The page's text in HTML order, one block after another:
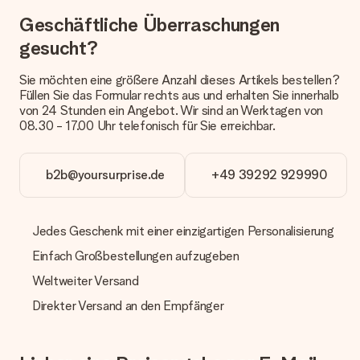
Wird mein Geschenk in Geschenkpapier geliefert?
Derzeit bieten wir (noch) keinen Einpackservice. Aber unsere
Geschenke werden in einer fröhlichen Versandverpackung
geliefert. Somit ist dein Geschenk automatisch zum
Verschenken bereit oder kann sofort an den Empfänger
geschickt werden.
Lieferzeit, Lieferoptionen und Versandkosten
Kann ich ein Lieferdatum wählen?
Bedauerlicherweise ist es momentan (noch) nicht möglich, das
Geschenk erhalten?
Die aktuelle Lieferzeit steht jeweils auf der Produktseite bei
dem Geschenk vermeldet. Du kannst darauf vertrauen, dass
eine fristgerechte Lieferung durch unsere Lieferdienste
anbieten. Das Geschenk, das bestellt wird, wird als Paket oder
Geschäftliche Überraschungen
gesucht?
Sie möchten eine größere Anzahl dieses Artikels bestellen?
Füllen Sie das Formular rechts aus und erhalten Sie innerhalb
von 24 Stunden ein Angebot. Wir sind an Werktagen von
08.30 - 17.00 Uhr telefonisch für Sie erreichbar.
b2b@yoursurprise.de +49 39292 929990
Jedes Geschenk mit einer einzigartigen Personalisierung
Einfach Großbestellungen aufzugeben
Weltweiter Versand
Direkter Versand an den Empfänger